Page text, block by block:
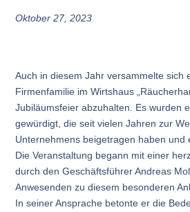
Oktober 27, 2023
Auch in diesem Jahr versammelte sich
Firmenfamilie im Wirtshaus
Jubiläumsfeier abzuhalten. Es wurden
gewürdigt, die seit vielen Jahren zur
Unternehmens beigetragen haben und
Die Veranstaltung begann mit einer
durch den Geschäftsführer Andreas
Anwesenden zu diesem besonderen
In seiner Ansprache betonte er die